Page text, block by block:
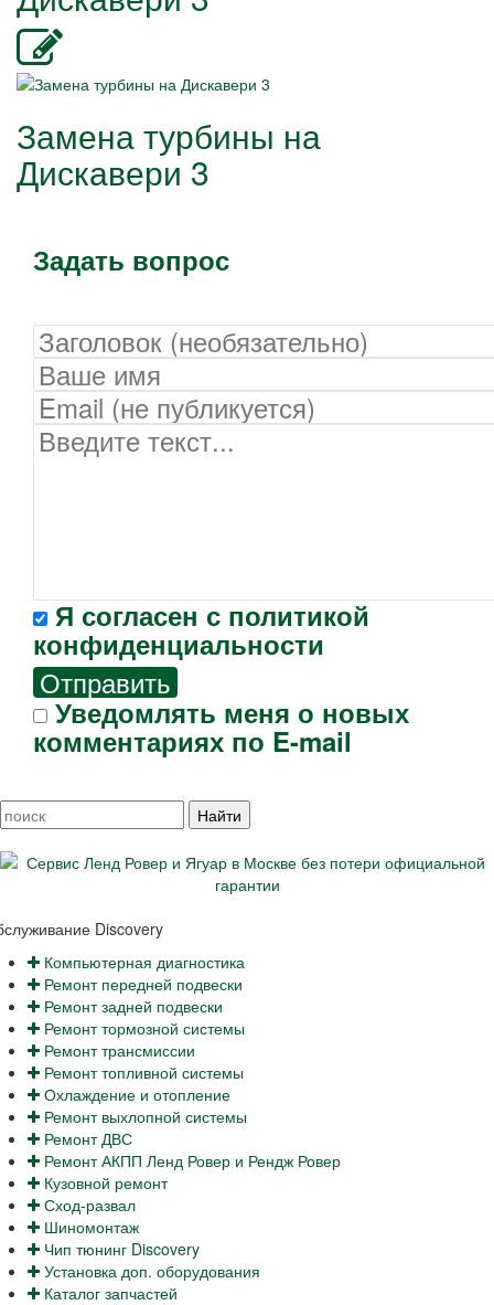
Замена турбины на
Дискавери 3
Задать вопрос
Я согласен с политикой
конфиденциальности
Отправить
Уведомлять меня о новых
комментариях по E-mail
Discovery
Компьютерная диагностика
Ремонт передней подвески
Ремонт задней подвески
Ремонт тормозной системы
Ремонт трансмиссии
Ремонт топливной системы
Охлаждение и отопление
Ремонт выхлопной системы
Ремонт ДВС
Ремонт АКПП Ленд Ровер и Рендж Ровер
Кузовной ремонт
Сход-развал
Шиномонтаж
Чип тюнинг Discovery
Установка доп. оборудования
Каталог запчастей